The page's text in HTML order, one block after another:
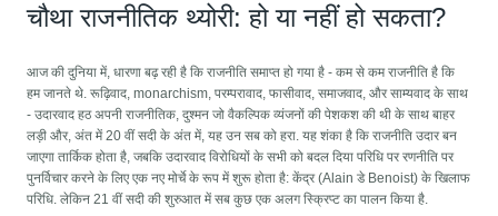
चौथा राजनीतिक थ्योरी: हो या नहीं हो सकता?
आज की दुनिया में, धारणा बढ़ रही है कि राजनीति समाप्त हो गया है - कम से कम राजनीति है कि
हम जानते थे. रूढ़िवाद, monarchism, परम्परावाद, फासीवाद, समाजवाद, और साम्यवाद के साथ
- उदारवाद हठ अपनी राजनीतिक, दुश्मन जो वैकल्पिक व्यंजनों की पेशकश की थी के साथ बाहर
लड़ी और, अंत में 20 वीं सदी के अंत में, यह उन सब को हरा. यह शंका है कि राजनीति उदार बन
जाएगा तार्किक होता है, जबकि उदारवाद विरोधियों के सभी को बदल दिया परिधि पर रणनीति पर
पुनर्विचार करने के लिए एक नए मोर्चे के रूप में शुरू होता है: केंद्र (Alain डे Benoist) के खिलाफ
परिधि. लेकिन 21 वीं सदी की शुरुआत में सब कुछ एक अलग स्क्रिप्ट का पालन किया है.